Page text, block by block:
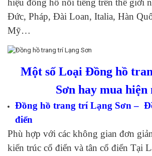
hiệu đồng hồ nỗi tiếng trên thế giới
Đức, Pháp, Đài Loan, Italia, Hàn
Mỹ…
Một số Loại Đồng hồ
Sơn hay mua hiện
Đồng hồ trang trí Lạng Sơn –
điển
Phù hợp với các không gian đơn
kiến trúc cổ điển và tân cổ điển Tại